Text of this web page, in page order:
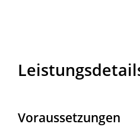
Voraussetzungen